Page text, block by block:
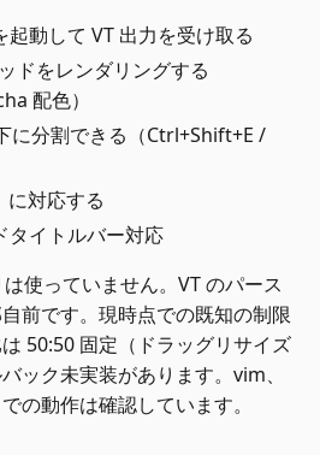
起動して VT 出力を受け取る
ドをレンダリングする
配色）
に分割できる（Ctrl+Shift+E /
に対応する
タイトルバー対応
使っていません。VT のパース
前です。現時点での既知の制限
50:50 固定（ドラッグリサイズ
ック未実装があります。vim、
の動作は確認しています。